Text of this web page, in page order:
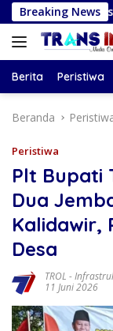
Langsung
ke
konten
Breaking News
Khusus
Berita Peristiwa
Beranda
Peristiwa
Plt Bupati
Dua
Desa
TROL -
11 Juni 2026